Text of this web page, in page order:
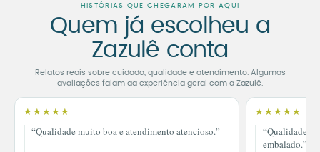
HISTÓRIAS QUE CHEGARAM POR AQUI
Quem já escolheu a
Zazulê conta
Relatos reais sobre cuidado, qualidade e atendimento. Algumas
avaliações falam da experiência geral com a Zazulê.
★★★★★
“Qualidade muito boa e atendimento atencioso.”
★★★★★
“Qualidade
embalado.”